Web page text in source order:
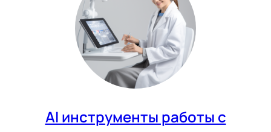
AI инструменты работы с